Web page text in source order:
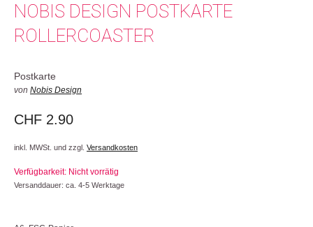
NOBIS DESIGN POSTKARTE
ROLLERCOASTER
Postkarte
von Nobis Design
CHF 2.90
inkl. MWSt. und zzgl. Versandkosten
Verfügbarkeit: Nicht vorrätig
Versanddauer: ca. 4-5 Werktage